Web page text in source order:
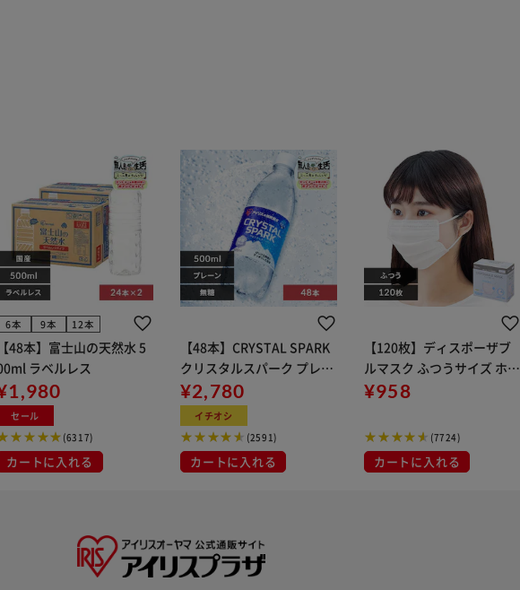
6本 9本 12本
【48本】富士山の天然水 5
ラベルレス
セール
(6317)
カートに入れる
【48本】CRYSTAL SPARK
クリスタルスパーク プレー
ン 500ml
¥2,780
イチオシ
(2591)
カートに入れる
【120枚】ディスポーザブ
ルマスク ふつうサイズ ホワ
イト 大容量 DISPOSABLE
布
¥958
(7724)
カートに入れる